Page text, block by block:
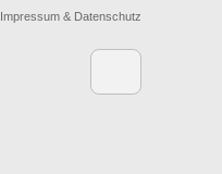
Impressum & Datenschutz